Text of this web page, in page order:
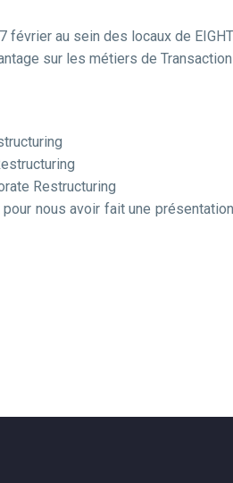
au sein des locaux de EIGHT
sur les métiers de Transaction
Restructuring
nous avoir fait une